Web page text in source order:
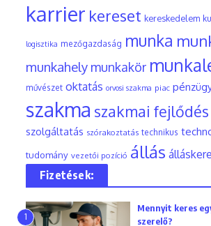
karrier kereset kereskedelem
logisztika mezőgazdaság munka
munkahely munkakör
művészet oktatás orvosi szakma piac
szakma szakmai fejlődés
szolgáltatás szórakoztatás technikus
tudomány vezetői pozíció állás
Fizetések:
1
Mennyit keres
szerelő?